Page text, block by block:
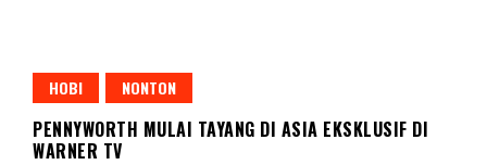
HOBI NONTON
PENNYWORTH MULAI TAYANG DI ASIA EKSKLUSIF DI
WARNER TV